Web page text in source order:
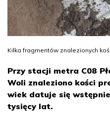
Kilka fragmentów znalezionych
Przy stacji metra C08
Woli znaleziono kości
wiek datuje się
tysięcy lat.